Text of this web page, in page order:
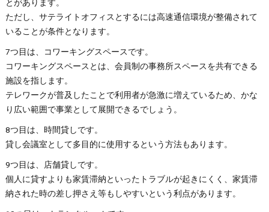
とがあります。
ただし、サテライトオフィスとするには高速通信環境が整備されて
いることが条件となります。
7つ目は、コワーキングスペースです。
コワーキングスペースとは、会員制の事務所スペースを共有できる
施設を指します。
テレワークが普及したことで利用者が急激に増えているため、かな
り広い範囲で事業として展開できるでしょう。
8つ目は、時間貸しです。
貸し会議室として多目的に使用するという方法もあります。
9つ目は、店舗貸しです。
個人に貸すよりも家賃滞納といったトラブルが起きにくく、家賃滞
納された時の差し押さえ等もしやすいという利点があります。